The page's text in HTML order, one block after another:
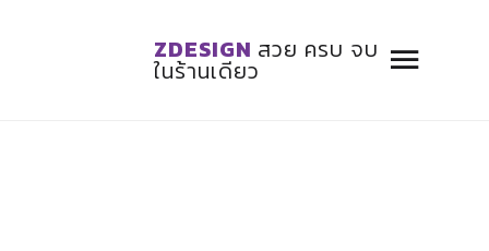
ZDESIGN สวย ครบ จบ
ในร้านเดียว